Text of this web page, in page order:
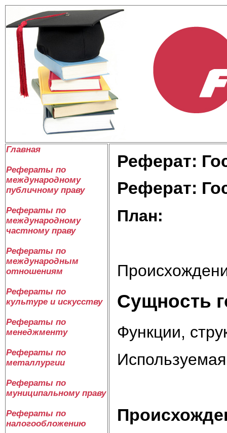
Главная
Рефераты по
международному
публичному праву
Рефераты по
международному
частному праву
Рефераты по
международным
отношениям
Рефераты по
культуре и искусству
Рефераты по
менеджменту
Рефераты по
металлургии
Рефераты по
муниципальному праву
Рефераты по
налогообложению
Реферат:
Реферат:
План:
Сущность
Функции,